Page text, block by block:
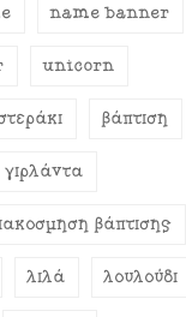
name banner
unicorn
βάπτιση
γιρλάντα
βάπτισης
λιλά λουλούδι